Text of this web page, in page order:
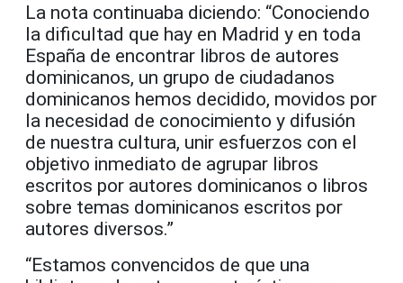
La nota continuaba diciendo: “Conociendo
la dificultad que hay en Madrid y en toda
España de encontrar libros de autores
dominicanos, un grupo de ciudadanos
dominicanos hemos decidido, movidos por
la necesidad de conocimiento y difusión
de nuestra cultura, unir esfuerzos con el
objetivo inmediato de agrupar libros
escritos por autores dominicanos o libros
sobre temas dominicanos escritos por
autores diversos.”
“Estamos convencidos de que una